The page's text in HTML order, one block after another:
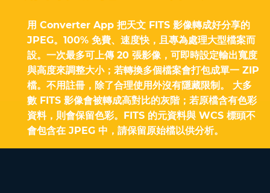
用 Converter App 把天文 FITS 影像轉成好分享的
JPEG。100% 免費、速度快，且專為處理大型檔案而
設。一次最多可上傳 20 張影像，可即時設定輸出寬度
與高度來調整大小；若轉換多個檔案會打包成單一 ZIP
檔。不用註冊，除了合理使用外沒有隱藏限制。 大多
數 FITS 影像會被轉成高對比的灰階；若原檔含有色彩
資料，則會保留色彩。FITS 的元資料與 WCS 標頭不
會包含在 JPEG 中，請保留原始檔以供分析。